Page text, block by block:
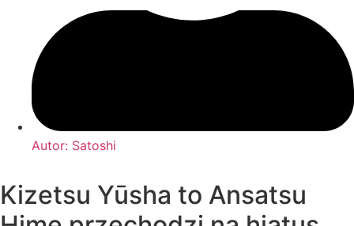
Autor: Satoshi
Kizetsu Yūsha to Ansatsu